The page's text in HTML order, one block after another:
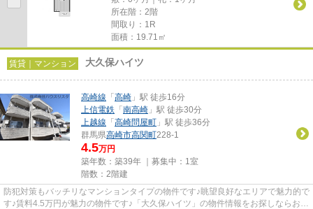
所在階：2階
間取り：1R
面積：19.71㎡
賃貸｜マンション 大久保ハイツ
高崎線 「 高崎 」駅 徒歩16分
上信電鉄 「 南高崎 」駅 徒歩30分
上越線 「 高崎問屋町 」駅 徒歩36分
群馬県高崎市高関町228-1
4.5万円
築年数：築39年 ｜募集中： 1室
階数：2階建
防犯対策もバッチリなマンションタイプの物件です♪眺望良好なエリアで魅力的で
す♪賃料4.5万円が魅力の物件です♪「大久保ハイツ」の物件情報をお探しならお気